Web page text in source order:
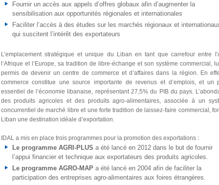
Fournir un accès aux appels d’offres globaux afin d’augmenter la
sensibilisation aux opportunités régionales et internationales
Faciliter l’accès à des études sur les marchés régionaux et
qui suscitent l’intérêt des exportateurs
L’emplacement stratégique et unique du Liban en tant que carrefour entre
l’Afrique et l’Europe, sa tradition de libre-échange et son système commercial,
permis de devenir un centre de commerce et d’affaires dans la région. En
commerce constitue une source importante de revenus et d’emplois, et un
essentiel de l’économie libanaise, représentant 27,5% du PIB du pays.
des produits agricoles et des produits agro-alimentaires, associée à un
concurrentiel de marché libre et une forte tradition de laissez-faire commercial,
Liban une destination idéale d’exportation.
IDAL a mis en place trois programmes pour la promotion des exportations :
Le programme AGRI-PLUS a été lancé en 2012 dans le but de fournir
l’appui financier et technique aux exportateurs des produits agricoles.
Le programme AGRO-MAPa été lancé en 2004 afin de faciliter la
participation des entreprises agro-alimentaires aux foires étrangères.